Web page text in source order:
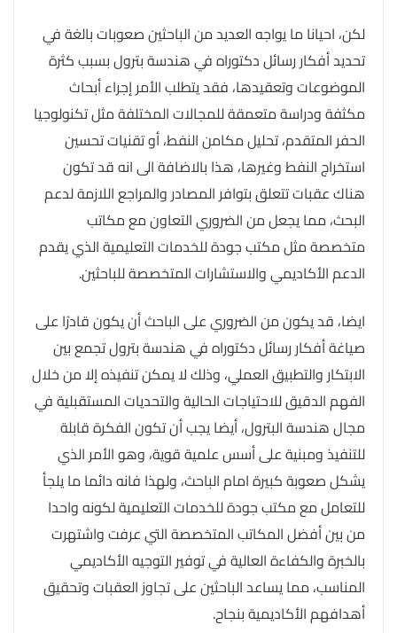
لكن، احيانا ما يواجه العديد من الباحثين صعوبات بالغة في
تحديد أفكار رسائل دكتوراه في هندسة بترول بسبب كثرة
الموضوعات وتعقيدها، فقد يتطلب الأمر إجراء أبحاث
مكثفة ودراسة متعمقة للمجالات المختلفة مثل تكنولوجيا
الحفر المتقدم، تحليل مكامن النفط، أو تقنيات تحسين
استخراج النفط وغيرها، هذا بالاضافة الى انه قد تكون
هناك عقبات تتعلق بتوافر المصادر والمراجع اللازمة لدعم
البحث، مما يجعل من الضروري التعاون مع مكاتب
متخصصة مثل مكتب جودة للخدمات التعليمية الذي يقدم
الدعم الأكاديمي والاستشارات المتخصصة للباحثين.
ايضا، قد يكون من الضروري على الباحث أن يكون قادرًا على
صياغة أفكار رسائل دكتوراه في هندسة بترول تجمع بين
الابتكار والتطبيق العملي، وذلك لا يمكن تنفيذه إلا من خلال
الفهم الدقيق للاحتياجات الحالية والتحديات المستقبلية في
مجال هندسة البترول، أيضا يجب أن تكون الفكرة قابلة
للتنفيذ ومبنية على أسس علمية قوية، وهو الأمر الذي
يشكل صعوبة كبيرة امام الباحث، ولهذا فانه دائما ما يلجأ
للتعامل مع مكتب جودة للخدمات التعليمية لكونه واحدا
من بين أفضل المكاتب المتخصصة التي عرفت واشتهرت
بالخبرة والكفاءة العالية في توفير التوجيه الأكاديمي
المناسب، مما يساعد الباحثين على تجاوز العقبات وتحقيق
أهدافهم الأكاديمية بنجاح.